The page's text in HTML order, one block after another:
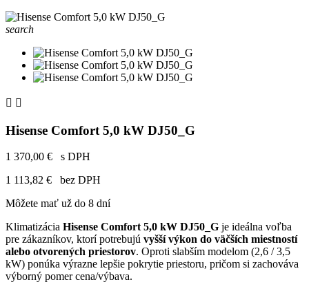
search
 
Hisense Comfort 5,0 kW DJ50_G
1 370,00 €
s DPH
1 113,82 €
bez DPH
Môžete mať už do 8 dní
Klimatizácia Hisense Comfort 5,0 kW DJ50_G je ideálna voľba
pre zákazníkov, ktorí potrebujú vyšší výkon do väčších miestností
alebo otvorených priestorov. Oproti slabším modelom (2,6 / 3,5
kW) ponúka výrazne lepšie pokrytie priestoru, pričom si zachováva
výborný pomer cena/výbava.